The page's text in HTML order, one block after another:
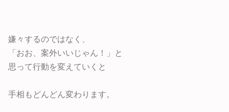
嫌々するのではなく、
「おお、案外いいじゃん！」と
思って行動を変えていくと
手相もどんどん変わります。